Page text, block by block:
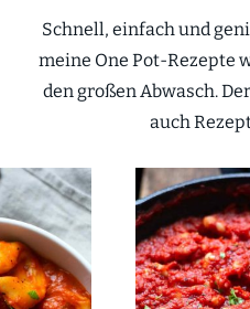
Schnell, einfach und
meine One Pot-Rezepte
den großen Abwasch.
auch